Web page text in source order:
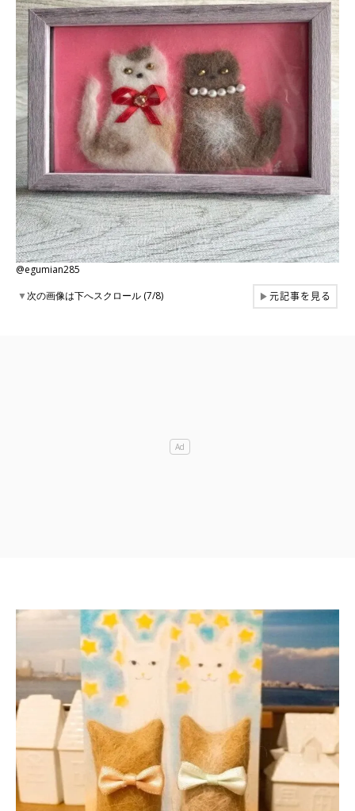
@egumian285
▼次の画像は下へスクロール (7/8) ▶元記事を見る